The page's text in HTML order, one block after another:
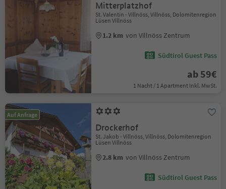
Mitterplatzhof
St. Valentin - Villnöss, Villnöss, Dolomitenregion
Lüsen Villnöss
1.2 km von Villnöss Zentrum
Südtirol Guest Pass
ab 59€
1 Nacht / 1 Apartment Inkl. MwSt.
Auf Anfrage
Drockerhof
St. Jakob - Villnöss, Villnöss, Dolomitenregion
Lüsen Villnöss
2.8 km von Villnöss Zentrum
Südtirol Guest Pass